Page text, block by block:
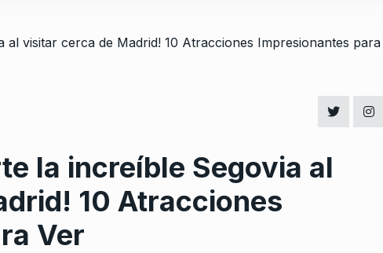
la increíble Segovia al
10 Atracciones
Ver